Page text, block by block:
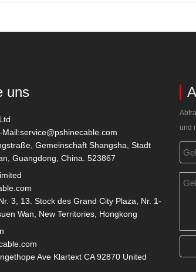
uns
Mail:service@pshinecable.com
Gemeinschaft Shangsha, Stadt
Guangdong, China. 523867
3, 13. Stock des Grand City Plaza, Nr. 1-
Wan, New Territories, Hongkong
Ave Klartext CA 92870 United
und